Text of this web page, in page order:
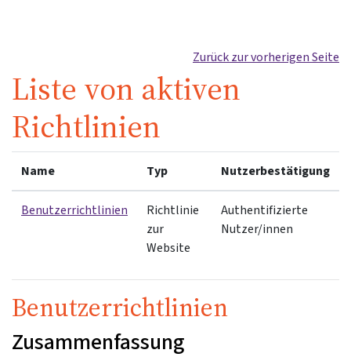
Zurück zur vorherigen Seite
Liste von aktiven
Richtlinien
Name Typ Nutzerbestätigung
Benutzerrichtlinien
Richtlinie
zur
Website
Authentifizierte
Nutzer/innen
Benutzerrichtlinien
Zusammenfassung